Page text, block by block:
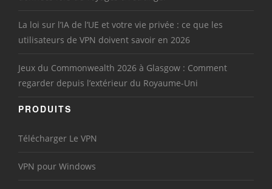
La loi sur l’IA de l’UE et votre vie privée : ce que les
utilisateurs de VPN doivent savoir en 2026
Jeux du Commonwealth 2026 à Glasgow : Comment
regarder depuis l’extérieur du Royaume-Uni
PRODUITS
Télécharger Le VPN
VPN pour Windows